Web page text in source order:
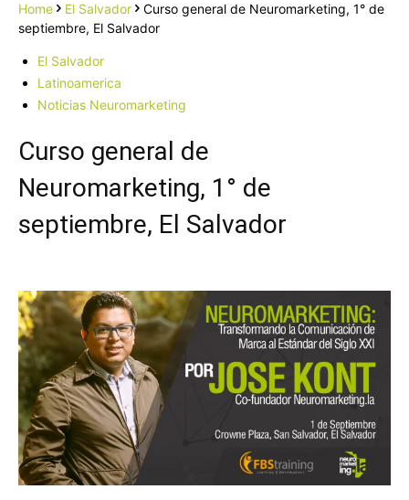
Home El Salvador
Curso general de Neuromarketing, 1° de
septiembre, El Salvador
El Salvador
Latinoamerica
Noticias Neuromarketing
Curso general de
Neuromarketing, 1° de
septiembre, El Salvador